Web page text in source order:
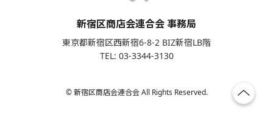
新宿区商店会連合会 事務局
東京都新宿区西新宿6-8-2 BIZ新宿LB階
TEL: 03-3344-3130
© 新宿区商店会連合会 All Rights Reserved.